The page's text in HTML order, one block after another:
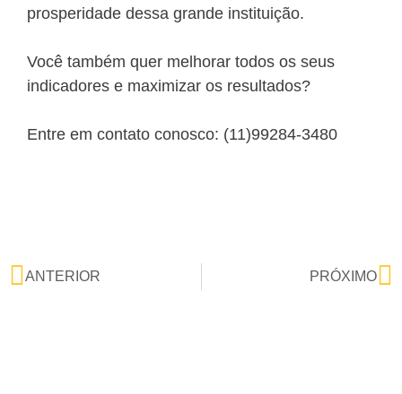
prosperidade dessa grande instituição.
Você também quer melhorar todos os seus
indicadores e maximizar os resultados?
Entre em contato conosco: (11)99284-3480
ANTERIOR PRÓXIMO